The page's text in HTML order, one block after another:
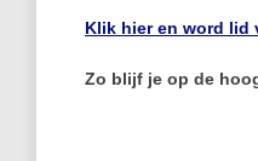
Klik hier en word lid
Zo blijf je op de